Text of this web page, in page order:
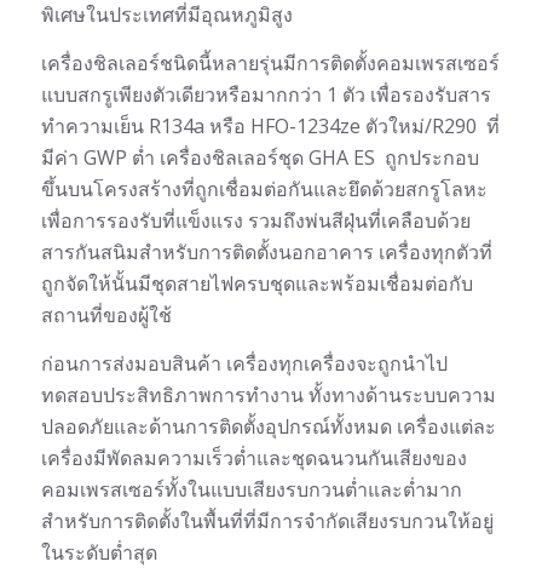
พิเศษในประเทศที่มีอุณหภูมิสูง
เครื่องชิลเลอร์ชนิดนี้หลายรุ่นมีการติดตั้งคอมเพรสเซอร์
แบบสกรูเพียงตัวเดียวหรือมากกว่า 1 ตัว เพื่อรองรับสาร
ทำความเย็น R134a หรือ HFO-1234ze ตัวใหม่/R290 ที่
มีค่า GWP ต่ำ เครื่องชิลเลอร์ชุด GHA ES ถูกประกอบ
ขึ้นบนโครงสร้างที่ถูกเชื่อมต่อกันและยึดด้วยสกรูโลหะ
เพื่อการรองรับที่แข็งแรง รวมถึงพ่นสีฝุ่นที่เคลือบด้วย
สารกันสนิมสำหรับการติดตั้งนอกอาคาร เครื่องทุกตัวที่
ถูกจัดให้นั้นมีชุดสายไฟครบชุดและพร้อมเชื่อมต่อกับ
สถานที่ของผู้ใช้
ก่อนการส่งมอบสินค้า เครื่องทุกเครื่องจะถูกนำไป
ทดสอบประสิทธิภาพการทำงาน ทั้งทางด้านระบบความ
ปลอดภัยและด้านการติดตั้งอุปกรณ์ทั้งหมด เครื่องแต่ละ
เครื่องมีพัดลมความเร็วต่ำและชุดฉนวนกันเสียงของ
คอมเพรสเซอร์ทั้งในแบบเสียงรบกวนต่ำและต่ำมาก
สำหรับการติดตั้งในพื้นที่ที่มีการจำกัดเสียงรบกวนให้อยู่
ในระดับต่ำสุด